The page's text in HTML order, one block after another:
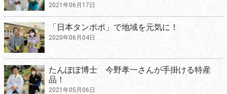
2021年06月17日
「日本タンポポ」で地域を元気に！
2020年06月04日
たんぽぽ博士 今野孝一さんが手掛ける特産
品！
2021年05月06日